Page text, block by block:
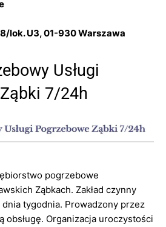
lok. U3, 01-930 Warszawa
Usługi
7/24h
pogrzebowe
Ząbkach. Zakład czynny
dnia tygodnia. Prowadzony przez
obsługę. Organizacja uroczystości